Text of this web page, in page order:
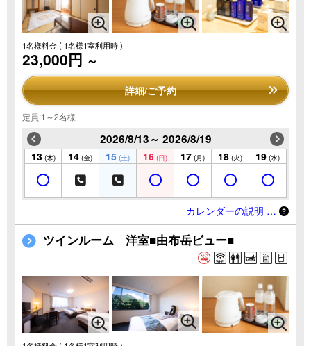
1名様料金( 1名様1室利用時 )
23,000円 ～
詳細/ご予約
定員:1～2名様
2026/8/13～ 2026/8/19
13 (木) 14 (金) 15 (土) 16 (日) 17 (月) 18 (火) 19 (水)
カレンダーの説明 …
ツインルーム 洋室■由布岳ビュー■